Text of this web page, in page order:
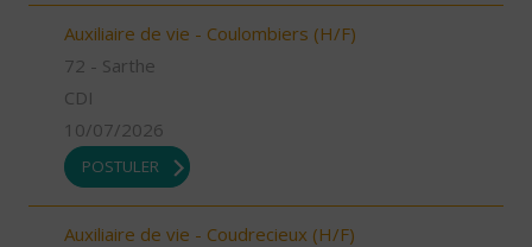
Auxiliaire de vie - Coulombiers (H/F)
72 - Sarthe
CDI
10/07/2026
POSTULER
Auxiliaire de vie - Coudrecieux (H/F)